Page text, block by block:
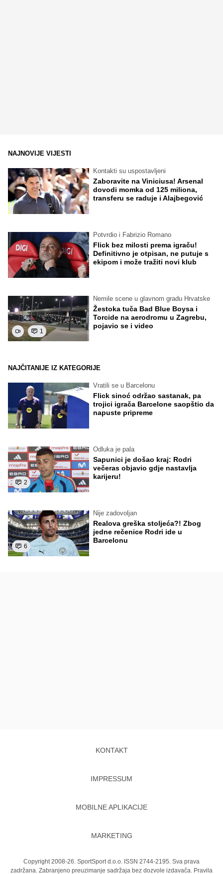
NAJNOVIJE VIJESTI
Kontakti su uspostavljeni
Zaboravite na Viniciusa! Arsenal
dovodi momka od 125 miliona,
transferu se raduje i Alajbegović
Potvrdio i Fabrizio Romano
Flick bez milosti prema igraču!
Definitivno je otpisan, ne putuje s
ekipom i može tražiti novi klub
1
Nemile scene u glavnom gradu Hrvatske
Žestoka tuča Bad Blue Boysa i
Torcide na aerodromu u Zagrebu,
pojavio se i video
NAJČITANIJE IZ KATEGORIJE
Vratili se u Barcelonu
Flick sinoć održao sastanak, pa
trojici igrača Barcelone saopštio da
napuste pripreme
2
Odluka je pala
Sapunici je došao kraj: Rodri
večeras objavio gdje nastavlja
karijeru!
6
Nije zadovoljan
Realova greška stoljeća?! Zbog
jedne rečenice Rodri ide u
Barcelonu
KONTAKT
IMPRESSUM
MOBILNE APLIKACIJE
MARKETING
Copyright 2008-26. SportSport d.o.o. ISSN 2744-2195. Sva prava
zadržana. Zabranjeno preuzimanje sadržaja bez dozvole izdavača. Pravila